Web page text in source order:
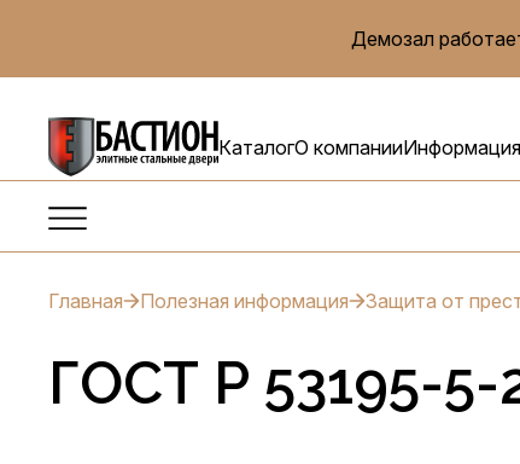
Демозал
КаталогО компанииИнформация
Главная Полезная информация Защита от
ГОСТ Р 53195-5-